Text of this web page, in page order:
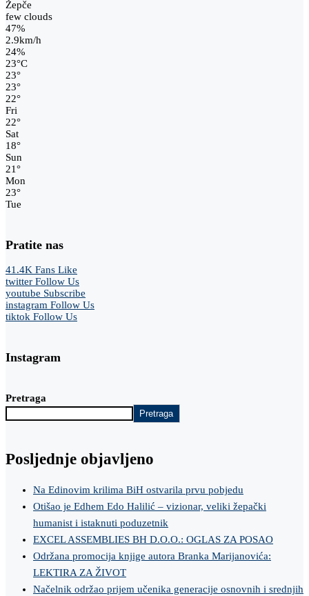
Žepče
few clouds
47%
2.9km/h
24%
23°C
23°
23°
22°
Fri
22°
Sat
18°
Sun
21°
Mon
23°
Tue
Pratite nas
41.4K Fans Like
twitter Follow Us
youtube Subscribe
instagram Follow Us
tiktok Follow Us
Instagram
Pretraga
Pretraga
Posljednje objavljeno
Na Edinovim krilima BiH ostvarila prvu pobjedu
Otišao je Edhem Edo Halilić – vizionar, veliki žepački
humanist i istaknuti poduzetnik
EXCEL ASSEMBLIES BH D.O.O.: OGLAS ZA POSAO
Održana promocija knjige autora Branka Marijanovića:
LEKTIRA ZA ŽIVOT
Načelnik održao prijem učenika generacije osnovnih i srednjih